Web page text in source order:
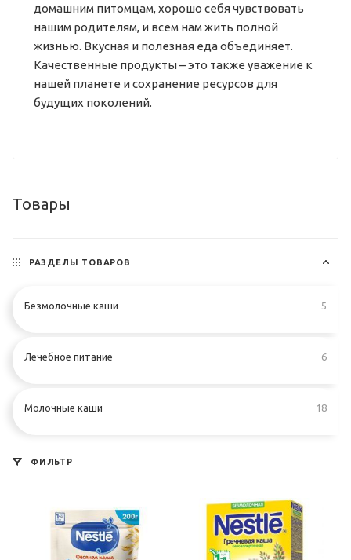
домашним питомцам, хорошо себя чувствовать
нашим родителям, и всем нам жить полной
жизнью. Вкусная и полезная еда объединяет.
Качественные продукты – это также уважение к
нашей планете и сохранение ресурсов для
будущих поколений.
Товары
РАЗДЕЛЫ ТОВАРОВ
Безмолочные каши 5
Лечебное питание 6
Молочные каши 18
ФИЛЬТР